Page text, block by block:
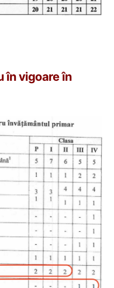
în vigoare în